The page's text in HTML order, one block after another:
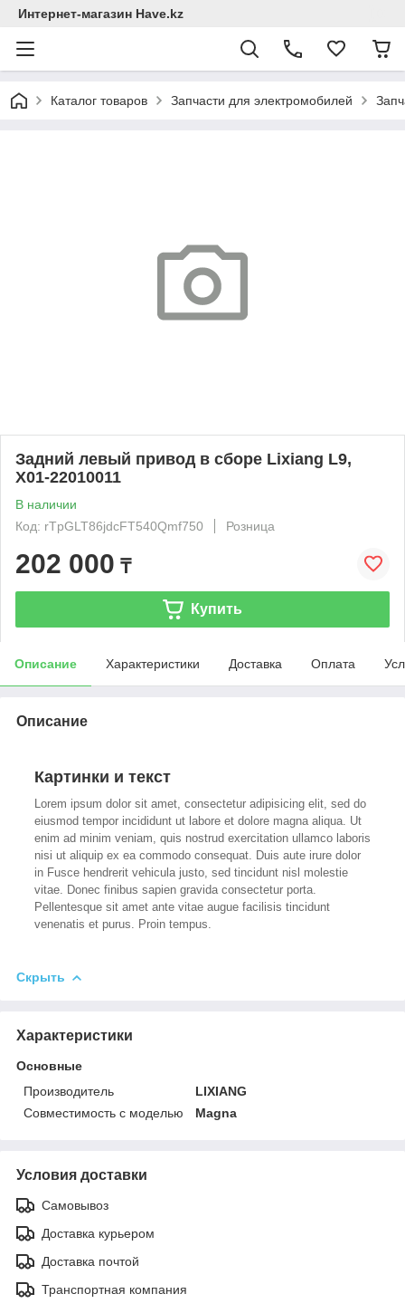
Интернет-магазин Have.kz
Каталог товаров Запчасти для электромобилей
Задний левый привод в сборе Lixiang L9,
X01-22010011
В наличии
Код: rTpGLT86jdcFT540Qmf750
Розница
202 000 ₸
Купить
Описание Характеристики Доставка Оплата
Описание
Картинки и текст
Lorem ipsum dolor sit amet, consectetur adipisicing elit, sed do
eiusmod tempor incididunt ut labore et dolore magna aliqua. Ut
enim ad minim veniam, quis nostrud exercitation ullamco laboris
nisi ut aliquip ex ea commodo consequat. Duis aute irure dolor
in Fusce hendrerit vehicula justo, sed tincidunt nisl molestie
vitae. Donec finibus sapien gravida consectetur porta.
Pellentesque sit amet ante vitae augue facilisis tincidunt
venenatis et purus. Proin tempus.
Скрыть
Характеристики
Основные
Производитель
LIXIANG
Совместимость с моделью
Magna
Условия доставки
Самовывоз
Доставка курьером
Доставка почтой
Транспортная компания